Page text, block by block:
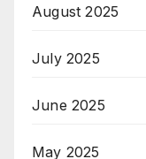
August 2025
July 2025
June 2025
May 2025